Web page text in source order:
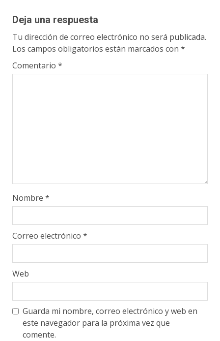
Deja una respuesta
Tu dirección de correo electrónico no será publicada.
Los campos obligatorios están marcados con *
Comentario *
Nombre *
Correo electrónico *
Web
Guarda mi nombre, correo electrónico y web en
este navegador para la próxima vez que
comente.